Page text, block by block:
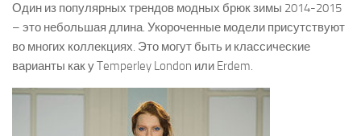
Один из популярных трендов модных брюк зимы 2014-2015
– это небольшая длина. Укороченные модели присутствуют
во многих коллекциях. Это могут быть и классические
варианты как у Temperley London или Erdem.